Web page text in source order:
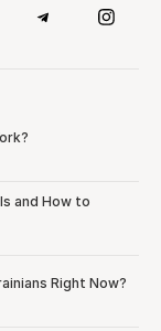
and How to
Right Now?